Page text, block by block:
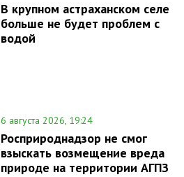
В крупном астраханском селе
больше не будет проблем с
водой
6 августа 2026, 19:24
Росприроднадзор не смог
взыскать возмещение вреда
природе на территории АГПЗ